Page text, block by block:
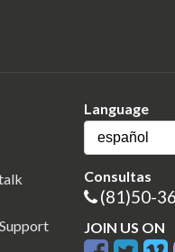
Language
Consultas
(81)50-
JOIN US ON